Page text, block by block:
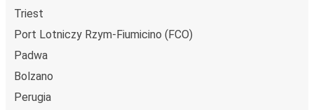
Triest
Port Lotniczy Rzym-Fiumicino (FCO)
Padwa
Bolzano
Perugia